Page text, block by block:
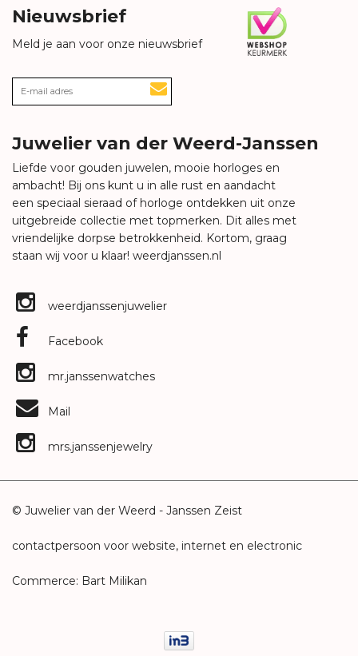
Nieuwsbrief
Meld je aan voor onze nieuwsbrief
Juwelier van der Weerd-Janssen
Liefde voor gouden juwelen, mooie horloges en
ambacht! Bij ons kunt u in alle rust en aandacht
een speciaal sieraad of horloge ontdekken uit onze
uitgebreide collectie met topmerken. Dit alles met
vriendelijke dorpse betrokkenheid. Kortom, graag
staan wij voor u klaar! weerdjanssen.nl
weerdjanssenjuwelier
Facebook
mr.janssenwatches
Mail
mrs.janssenjewelry
© Juwelier van der Weerd - Janssen Zeist
contactpersoon voor website, internet en electronic
Commerce: Bart Milikan